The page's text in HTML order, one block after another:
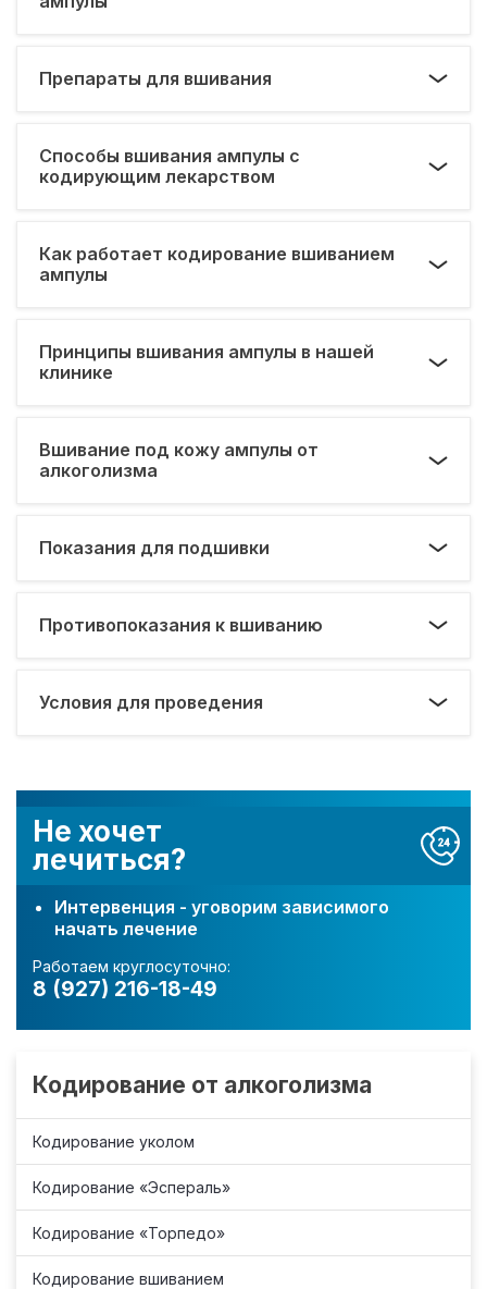
Не хочет
лечиться?
Интервенция - уговорим зависимого
начать лечение
Работаем круглосуточно:
8 (927) 216-18-49
Кодирование от алкоголизма
Кодирование уколом
Кодирование «Эспераль»
Кодирование «Торпедо»
Кодирование вшиванием
Препараты для вшивания
Способы вшивания ампулы с
кодирующим лекарством
Как работает кодирование вшиванием
ампулы
Принципы вшивания ампулы в нашей
клинике
Вшивание под кожу ампулы от
алкоголизма
Показания для подшивки
Противопоказания к вшиванию
Условия для проведения